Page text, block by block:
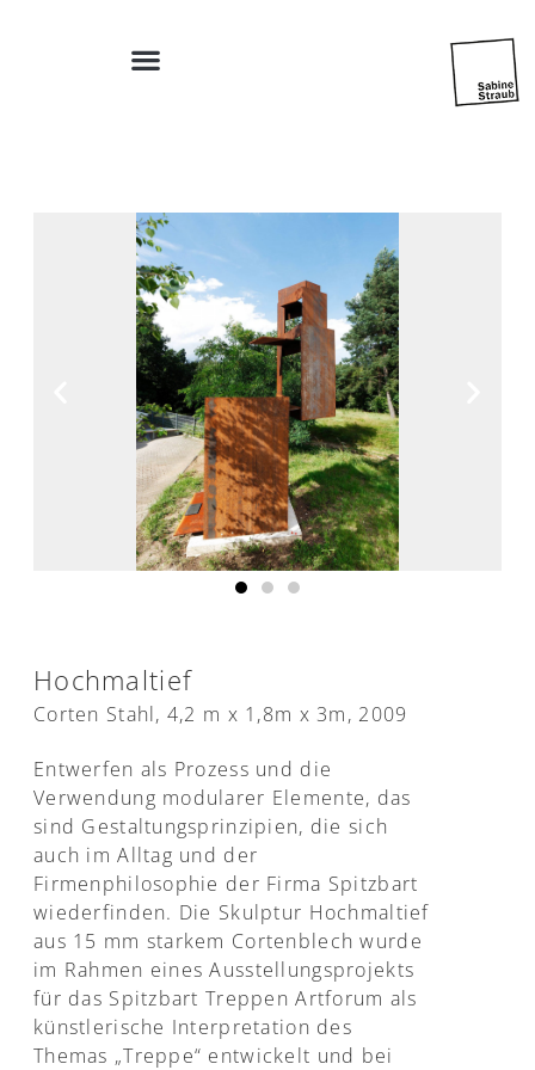
Hochmaltief
Corten Stahl, 4,2 m x 1,8m x 3m, 2009
Entwerfen als Prozess und die
Verwendung modularer Elemente, das
sind Gestaltungsprinzipien, die sich
auch im Alltag und der
Firmenphilosophie der Firma Spitzbart
wiederfinden. Die Skulptur Hochmaltief
aus 15 mm starkem Cortenblech wurde
im Rahmen eines Ausstellungsprojekts
für das Spitzbart Treppen Artforum als
künstlerische Interpretation des
Themas „Treppe“ entwickelt und bei